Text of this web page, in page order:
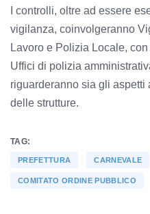
I controlli, oltre ad essere
vigilanza, coinvolgeranno
Lavoro e Polizia Locale,
Uffici di polizia
riguarderanno sia gli
delle strutture.
TAG:
PREFETTURA CARNEVALE
COMITATO ORDINE PUBBLICO